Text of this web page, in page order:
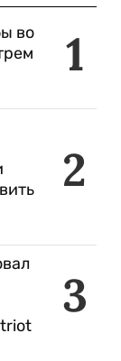
1
во
2
3